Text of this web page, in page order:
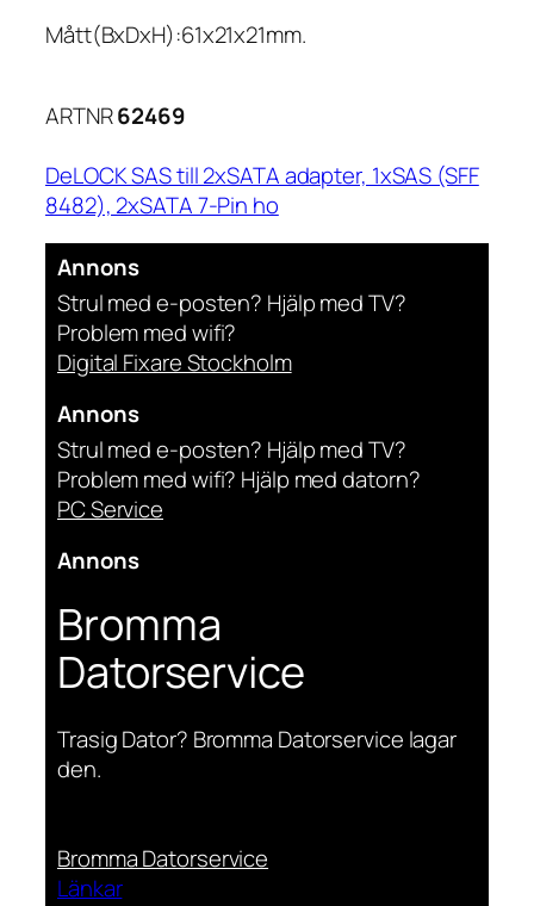
Mått(BxDxH):61x21x21mm.
ARTNR62469
DeLOCK SAS till 2xSATA adapter, 1xSAS (SFF
8482), 2xSATA 7-Pin ho
Annons
Strul med e-posten? Hjälp med TV?
Problem med wifi?
Digital Fixare Stockholm
Annons
Strul med e-posten? Hjälp med TV?
Problem med wifi? Hjälp med datorn?
PC Service
Annons
Bromma
Datorservice
Trasig Dator? Bromma Datorservice lagar
den.
Bromma Datorservice
Länkar